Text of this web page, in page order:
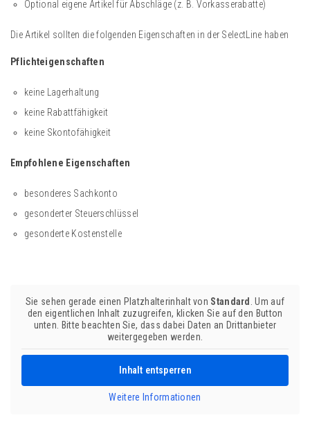
Optional eigene Artikel für Abschläge (z. B. Vorkasserabatte)
Die Artikel sollten die folgenden Eigenschaften in der SelectLine haben
Pflichteigenschaften
keine Lagerhaltung
keine Rabattfähigkeit
keine Skontofähigkeit
Empfohlene Eigenschaften
besonderes Sachkonto
gesonderter Steuerschlüssel
gesonderte Kostenstelle
Sie sehen gerade einen Platzhalterinhalt von Standard
. Um auf
den eigentlichen Inhalt zuzugreifen, klicken Sie auf den Button
unten. Bitte beachten Sie, dass dabei Daten an Drittanbieter
weitergegeben werden.
Inhalt entsperren
Weitere Informationen